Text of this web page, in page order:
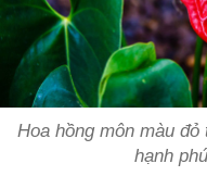
Hoa hồng môn màu
hạnh